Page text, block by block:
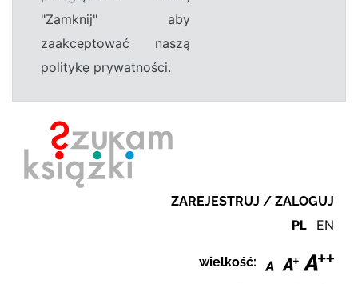
"Zamknij" aby
zaakceptować naszą
politykę prywatności.
ZAREJESTRUJ / ZALOGUJ
PL EN
wielkość: